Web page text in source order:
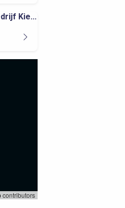
Kie...
contributors